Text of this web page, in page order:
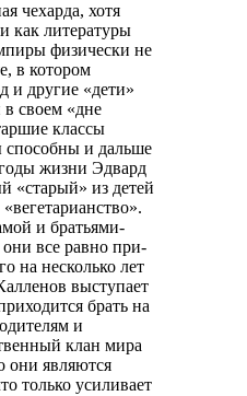
чехарда, хотя
как литературы
физически не
в котором
и другие «дети»
в своем «дне
классы
и дальше
жизни Эдвард
«старый» из детей
и братьями-
все равно при-
на несколько лет
выступает
брать на
и
клан мира
они являются
только усиливает